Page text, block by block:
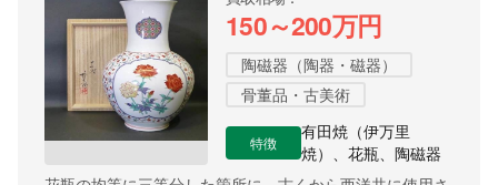
150～200万円
陶磁器（陶器・磁器）
骨董品・古美術
特徴
有田焼（伊万里
焼）、花瓶、陶磁器